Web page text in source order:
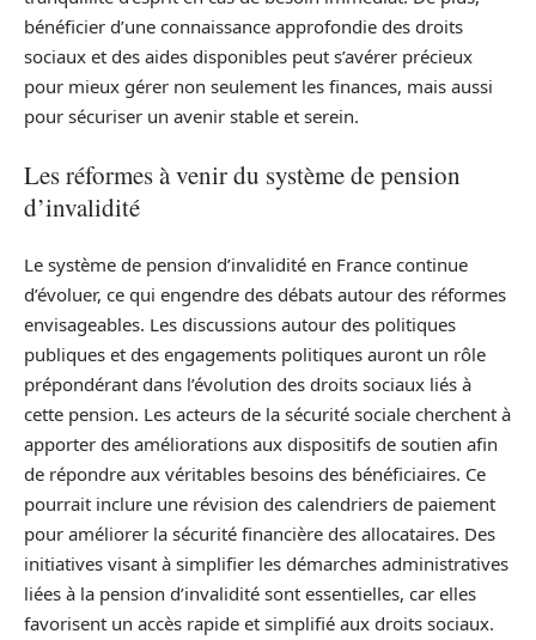
bénéficier d’une connaissance approfondie des droits
sociaux et des aides disponibles peut s’avérer précieux
pour mieux gérer non seulement les finances, mais aussi
pour sécuriser un avenir stable et serein.
Les réformes à venir du système de pension
d’invalidité
Le système de pension d’invalidité en France continue
d’évoluer, ce qui engendre des débats autour des réformes
envisageables. Les discussions autour des politiques
publiques et des engagements politiques auront un rôle
prépondérant dans l’évolution des droits sociaux liés à
cette pension. Les acteurs de la sécurité sociale cherchent à
apporter des améliorations aux dispositifs de soutien afin
de répondre aux véritables besoins des bénéficiaires. Ce
pourrait inclure une révision des calendriers de paiement
pour améliorer la sécurité financière des allocataires. Des
initiatives visant à simplifier les démarches administratives
liées à la pension d’invalidité sont essentielles, car elles
favorisent un accès rapide et simplifié aux droits sociaux.